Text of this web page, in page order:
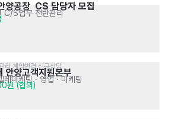
양공장  CS 담당자 모집
C/S업무 전반관리
리 계약변경 신규상담
안양고객지원본부
레마케팅· 영업 · 마케팅
원 (협의)